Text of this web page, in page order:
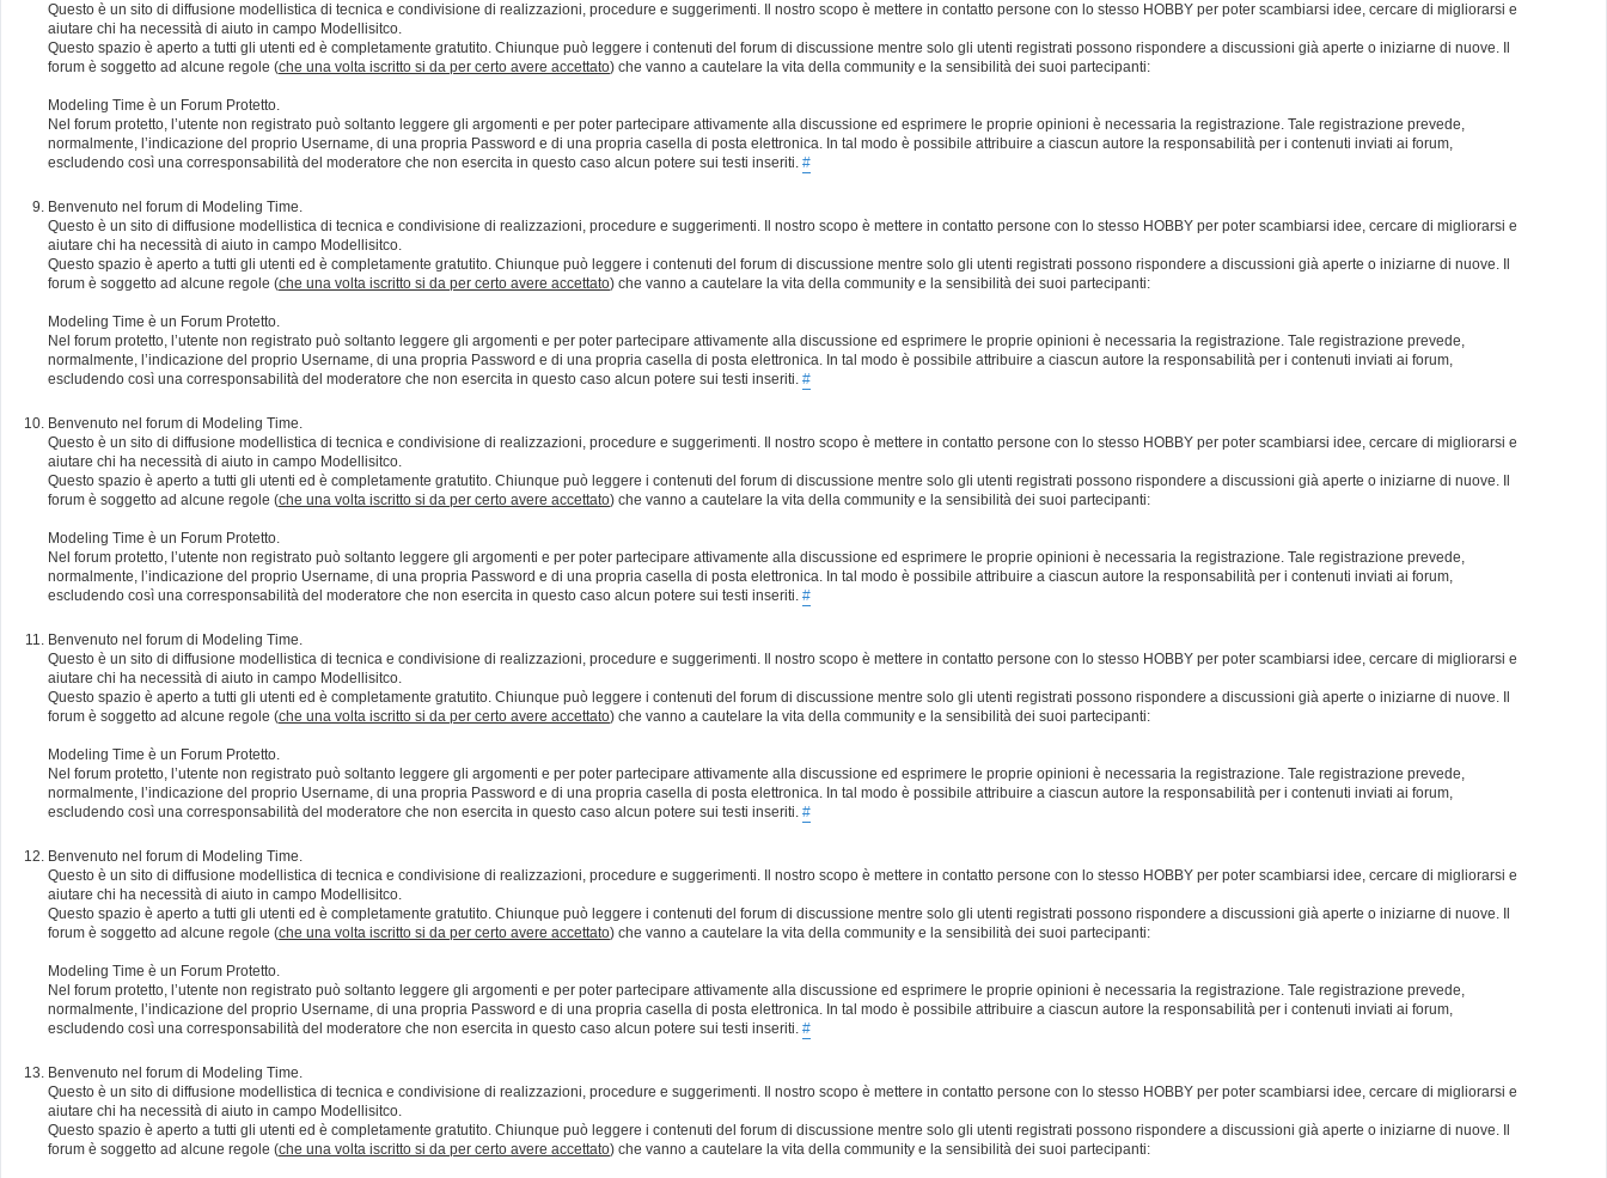
Questo è un sito di diffusione modellistica di tecnica e condivisione di realizzazioni, procedure e suggerimenti. Il nostro scopo è mettere in contatto persone con lo stesso HOBBY per poter scambiarsi idee, cercare di migliorarsi e
aiutare chi ha necessità di aiuto in campo Modellisitco.
Questo spazio è aperto a tutti gli utenti ed è completamente gratutito. Chiunque può leggere i contenuti del forum di discussione mentre solo gli utenti registrati possono rispondere a discussioni già aperte o iniziarne di nuove. Il
forum è soggetto ad alcune regole (che una volta iscritto si da per certo avere accettato) che vanno a cautelare la vita della community e la sensibilità dei suoi partecipanti:
Modeling Time è un Forum Protetto.
Nel forum protetto, l’utente non registrato può soltanto leggere gli argomenti e per poter partecipare attivamente alla discussione ed esprimere le proprie opinioni è necessaria la registrazione. Tale registrazione prevede,
normalmente, l’indicazione del proprio Username, di una propria Password e di una propria casella di posta elettronica. In tal modo è possibile attribuire a ciascun autore la responsabilità per i contenuti inviati ai forum,
escludendo così una corresponsabilità del moderatore che non esercita in questo caso alcun potere sui testi inseriti. #
Benvenuto nel forum di Modeling Time.
Questo è un sito di diffusione modellistica di tecnica e condivisione di realizzazioni, procedure e suggerimenti. Il nostro scopo è mettere in contatto persone con lo stesso HOBBY per poter scambiarsi idee, cercare di migliorarsi e
aiutare chi ha necessità di aiuto in campo Modellisitco.
Questo spazio è aperto a tutti gli utenti ed è completamente gratutito. Chiunque può leggere i contenuti del forum di discussione mentre solo gli utenti registrati possono rispondere a discussioni già aperte o iniziarne di nuove. Il
forum è soggetto ad alcune regole (che una volta iscritto si da per certo avere accettato) che vanno a cautelare la vita della community e la sensibilità dei suoi partecipanti:
Modeling Time è un Forum Protetto.
Nel forum protetto, l’utente non registrato può soltanto leggere gli argomenti e per poter partecipare attivamente alla discussione ed esprimere le proprie opinioni è necessaria la registrazione. Tale registrazione prevede,
normalmente, l’indicazione del proprio Username, di una propria Password e di una propria casella di posta elettronica. In tal modo è possibile attribuire a ciascun autore la responsabilità per i contenuti inviati ai forum,
escludendo così una corresponsabilità del moderatore che non esercita in questo caso alcun potere sui testi inseriti. #
Benvenuto nel forum di Modeling Time.
Questo è un sito di diffusione modellistica di tecnica e condivisione di realizzazioni, procedure e suggerimenti. Il nostro scopo è mettere in contatto persone con lo stesso HOBBY per poter scambiarsi idee, cercare di migliorarsi e
aiutare chi ha necessità di aiuto in campo Modellisitco.
Questo spazio è aperto a tutti gli utenti ed è completamente gratutito. Chiunque può leggere i contenuti del forum di discussione mentre solo gli utenti registrati possono rispondere a discussioni già aperte o iniziarne di nuove. Il
forum è soggetto ad alcune regole (che una volta iscritto si da per certo avere accettato) che vanno a cautelare la vita della community e la sensibilità dei suoi partecipanti:
Modeling Time è un Forum Protetto.
Nel forum protetto, l’utente non registrato può soltanto leggere gli argomenti e per poter partecipare attivamente alla discussione ed esprimere le proprie opinioni è necessaria la registrazione. Tale registrazione prevede,
normalmente, l’indicazione del proprio Username, di una propria Password e di una propria casella di posta elettronica. In tal modo è possibile attribuire a ciascun autore la responsabilità per i contenuti inviati ai forum,
escludendo così una corresponsabilità del moderatore che non esercita in questo caso alcun potere sui testi inseriti. #
Benvenuto nel forum di Modeling Time.
Questo è un sito di diffusione modellistica di tecnica e condivisione di realizzazioni, procedure e suggerimenti. Il nostro scopo è mettere in contatto persone con lo stesso HOBBY per poter scambiarsi idee, cercare di migliorarsi e
aiutare chi ha necessità di aiuto in campo Modellisitco.
Questo spazio è aperto a tutti gli utenti ed è completamente gratutito. Chiunque può leggere i contenuti del forum di discussione mentre solo gli utenti registrati possono rispondere a discussioni già aperte o iniziarne di nuove. Il
forum è soggetto ad alcune regole (che una volta iscritto si da per certo avere accettato) che vanno a cautelare la vita della community e la sensibilità dei suoi partecipanti:
Modeling Time è un Forum Protetto.
Nel forum protetto, l’utente non registrato può soltanto leggere gli argomenti e per poter partecipare attivamente alla discussione ed esprimere le proprie opinioni è necessaria la registrazione. Tale registrazione prevede,
normalmente, l’indicazione del proprio Username, di una propria Password e di una propria casella di posta elettronica. In tal modo è possibile attribuire a ciascun autore la responsabilità per i contenuti inviati ai forum,
escludendo così una corresponsabilità del moderatore che non esercita in questo caso alcun potere sui testi inseriti. #
Benvenuto nel forum di Modeling Time.
Questo è un sito di diffusione modellistica di tecnica e condivisione di realizzazioni, procedure e suggerimenti. Il nostro scopo è mettere in contatto persone con lo stesso HOBBY per poter scambiarsi idee, cercare di migliorarsi e
aiutare chi ha necessità di aiuto in campo Modellisitco.
Questo spazio è aperto a tutti gli utenti ed è completamente gratutito. Chiunque può leggere i contenuti del forum di discussione mentre solo gli utenti registrati possono rispondere a discussioni già aperte o iniziarne di nuove. Il
forum è soggetto ad alcune regole (che una volta iscritto si da per certo avere accettato) che vanno a cautelare la vita della community e la sensibilità dei suoi partecipanti:
Modeling Time è un Forum Protetto.
Nel forum protetto, l’utente non registrato può soltanto leggere gli argomenti e per poter partecipare attivamente alla discussione ed esprimere le proprie opinioni è necessaria la registrazione. Tale registrazione prevede,
normalmente, l’indicazione del proprio Username, di una propria Password e di una propria casella di posta elettronica. In tal modo è possibile attribuire a ciascun autore la responsabilità per i contenuti inviati ai forum,
escludendo così una corresponsabilità del moderatore che non esercita in questo caso alcun potere sui testi inseriti. #
Benvenuto nel forum di Modeling Time.
Questo è un sito di diffusione modellistica di tecnica e condivisione di realizzazioni, procedure e suggerimenti. Il nostro scopo è mettere in contatto persone con lo stesso HOBBY per poter scambiarsi idee, cercare di migliorarsi e
aiutare chi ha necessità di aiuto in campo Modellisitco.
Questo spazio è aperto a tutti gli utenti ed è completamente gratutito. Chiunque può leggere i contenuti del forum di discussione mentre solo gli utenti registrati possono rispondere a discussioni già aperte o iniziarne di nuove. Il
forum è soggetto ad alcune regole (che una volta iscritto si da per certo avere accettato) che vanno a cautelare la vita della community e la sensibilità dei suoi partecipanti: